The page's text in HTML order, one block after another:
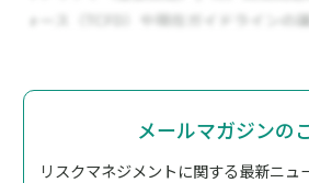
メールマガジンの
リスクマネジメントに関する最新ニュ